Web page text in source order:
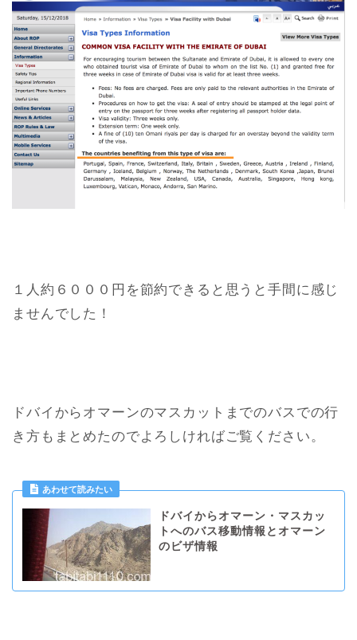
１人約６０００円を節約できると思うと手間に感じ
ませんでした！
ドバイからオマーンのマスカットまでのバスでの行
き方もまとめたのでよろしければご覧ください。
ドバイからオマーン・マスカッ
トへのバス移動情報とオマーン
のビザ情報